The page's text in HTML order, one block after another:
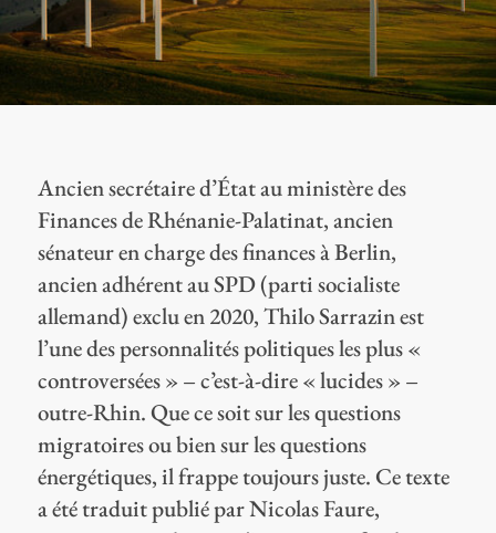
Ancien secrétaire d’État au ministère des
Finances de Rhénanie-Palatinat, ancien
sénateur en charge des finances à Berlin,
ancien adhérent au SPD (parti socialiste
allemand) exclu en 2020, Thilo Sarrazin est
l’une des personnalités politiques les plus «
controversées » – c’est-à-dire « lucides » –
outre-Rhin. Que ce soit sur les questions
migratoires ou bien sur les questions
énergétiques, il frappe toujours juste. Ce texte
a été traduit publié par Nicolas Faure,